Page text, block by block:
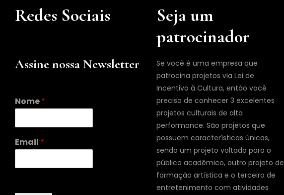
Redes Sociais
Assine nossa Newsletter
E
m
i
N
m
Nome*
Email *
Seja um
patrocinador
Se você é uma empresa que
patrocina projetos via Lei de
Incentivo à Cultura, então você
precisa de conhecer 3 excelentes
projetos culturais de alta
performance. São projetos que
possuem características únicas,
sendo um projeto voltado para o
público acadêmico, outro projeto de
formação artística e o terceiro de
entretenimento com atividades